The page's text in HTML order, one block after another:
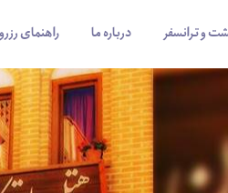
و ترانسفر درباره ما راهنمای رزرو